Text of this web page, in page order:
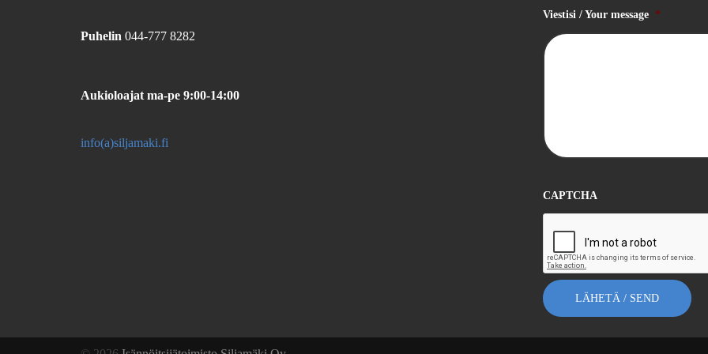
Puhelin 044-777 8282
Aukioloajat ma-pe 9:00-14:00
info(a)siljamaki.fi
Viestisi / Your message *
CAPTCHA